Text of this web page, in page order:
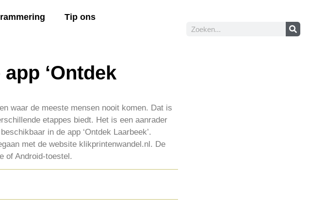
Tip ons
‘Ontdek
waar de meeste mensen nooit komen. Dat is
etappes biedt. Het is een aanrader
in de app ‘Ontdek Laarbeek’.
met de website klikprintenwandel.nl. De
of Android-toestel.